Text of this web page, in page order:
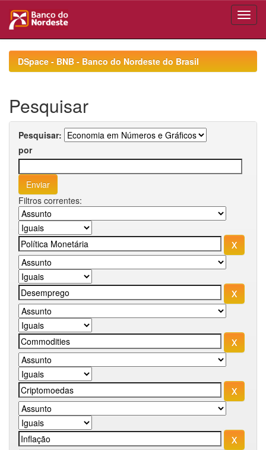
navigationDSpace - BNB - Banco do Nordeste do Brasil
Pesquisar
Pesquisar:
por
Filtros correntes: